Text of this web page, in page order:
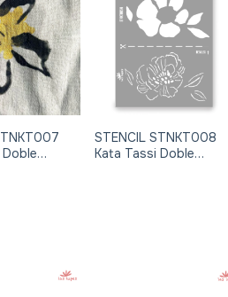
STENCIL STNKT008
Kata Tassi Doble